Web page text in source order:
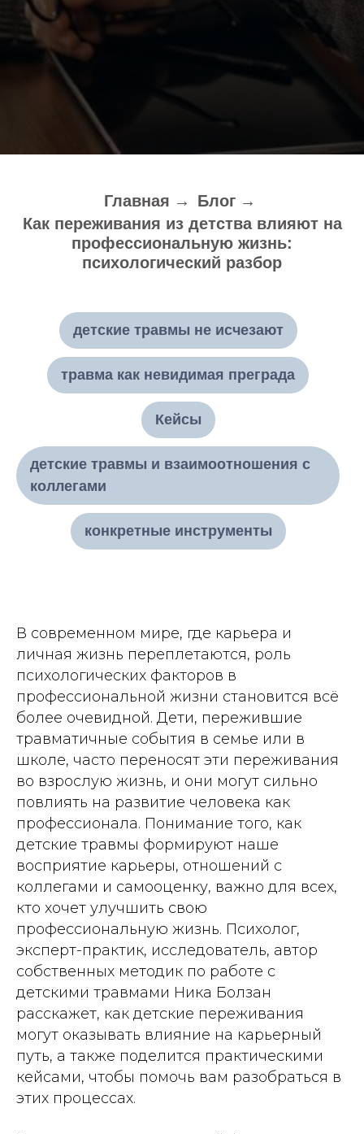
Главная → Блог →
Как переживания из детства влияют на
профессиональную жизнь:
психологический разбор
детские травмы не исчезают
травма как невидимая преграда
Кейсы
детские травмы и взаимоотношения с
коллегами
конкретные инструменты
В современном мире, где карьера и
личная жизнь переплетаются, роль
психологических факторов в
профессиональной жизни становится всё
более очевидной. Дети, пережившие
травматичные события в семье или в
школе, часто переносят эти переживания
во взрослую жизнь, и они могут сильно
повлиять на развитие человека как
профессионала. Понимание того, как
детские травмы формируют наше
восприятие карьеры, отношений с
коллегами и самооценку, важно для всех,
кто хочет улучшить свою
профессиональную жизнь. Психолог,
эксперт-практик, исследователь, автор
собственных методик по работе с
детскими травмами Ника Болзан
расскажет, как детские переживания
могут оказывать влияние на карьерный
путь, а также поделится практическими
кейсами, чтобы помочь вам разобраться в
этих процессах.